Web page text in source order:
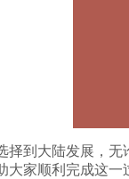
到大陆发展，
家顺利完成这一